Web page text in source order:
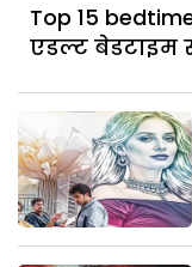
Top 15
एडल्ट बेडटाइम